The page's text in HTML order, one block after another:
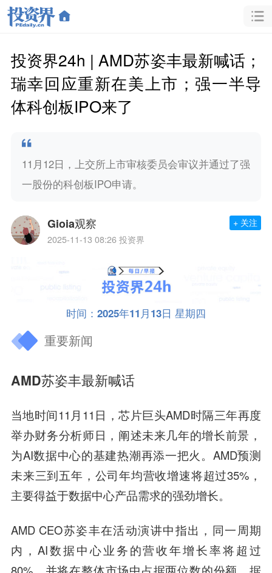
投资界24h | AMD苏姿丰最新喊话；
瑞幸回应重新在美上市；强一半导
体科创板IPO来了
11月12日，上交所上市审核委员会审议并通过了强
一股份的科创板IPO申请。
Gioia观察
2025-11-13 08:26 投资界
+ 关注
时间：2025年11月13日 星期四
重要新闻
AMD苏姿丰最新喊话
当地时间11月11日，芯片巨头AMD时隔三年再度
举办财务分析师日，阐述未来几年的增长前景，
为AI数据中心的基建热潮再添一把火。AMD预测
未来三到五年，公司年均营收增速将超过35%，
主要得益于数据中心产品需求的强劲增长。
AMD CEO苏姿丰在活动演讲中指出，同一周期
内，AI数据中心业务的营收年增长率将超过